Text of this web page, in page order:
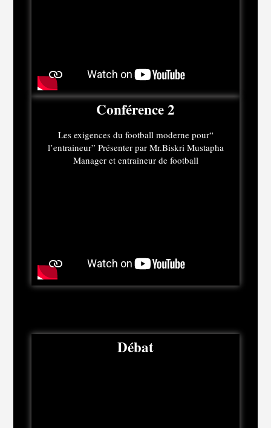
Conférence 2
“Les exigences du football moderne pour
l’entraineur” Présenter par Mr.Biskri Mustapha
Manager et entraineur de football
Débat